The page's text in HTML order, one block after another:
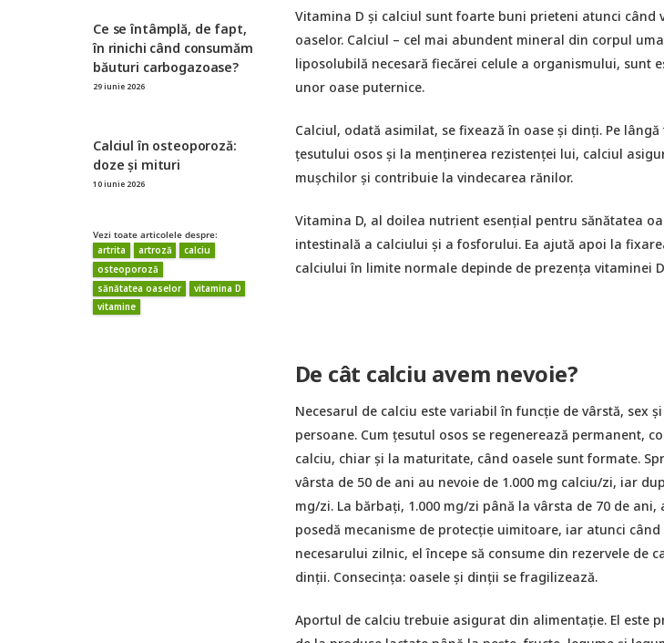
Ce se întâmplă, de fapt,
în rinichi când consumăm
băuturi carbogazoase?
29 iunie 2026
Calciul în osteoporoză:
doze și mituri
10 iunie 2026
Vezi toate articolele despre:
artrita
artroză
calciu
osteoporoză
sănătatea oaselor
vitamina D
vitamine
Vitamina D și calciul sunt foarte buni prieteni atunci când
oaselor. Calciul – cel mai abundent mineral din corpul
liposolubilă necesară fiecărei celule a organismului, sunt
unor oase puternice.
Calciul, odată asimilat, se fixează în oase și dinți. Pe
țesutului osos și la menținerea rezistenței lui, calciul
mușchilor și contribuie la vindecarea rănilor.
Vitamina D, al doilea nutrient esențial pentru sănătatea
intestinală a calciului și a fosforului. Ea ajută apoi la
calciului în limite normale depinde de prezența vitaminei
De cât calciu avem nevoie?
Necesarul de calciu este variabil în funcție de vârstă, sex
persoane. Cum țesutul osos se regenerează permanent,
calciu, chiar și la maturitate, când oasele sunt formate.
vârsta de 50 de ani au nevoie de 1.000 mg calciu/zi, iar
mg/zi. La bărbați, 1.000 mg/zi până la vârsta de 70 de ani,
posedă mecanisme de protecție uimitoare, iar atunci
necesarului zilnic, el începe să consume din rezervele de
dinții. Consecința: oasele și dinții se fragilizează.
Aportul de calciu trebuie asigurat din alimentație. El este